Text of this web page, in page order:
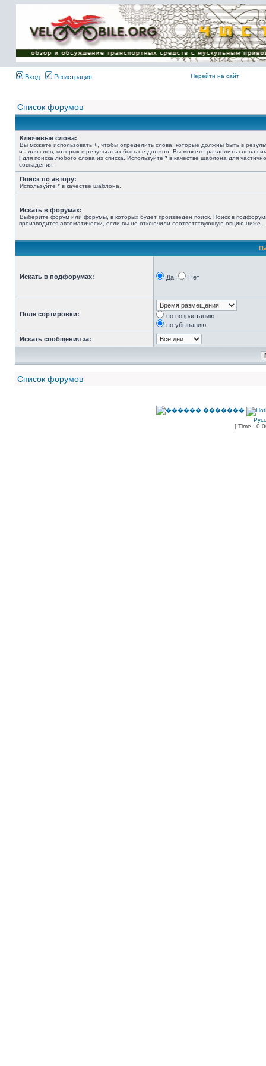
Имя пользователя:
Пароль:
{ LOG_ME_IN_SHORT
}
Вход
Регистрация Перейти на сайт
Список форумов
Ключевые слова:
Вы можете использовать + , чтобы определить слова, которые должны быть в
и - для слов, которых в результатах быть не должно. Вы можете разделить слова
| для поиска любого слова из списка. Используйте * в качестве шаблона для
совпадения.
Поиск по автору:
Используйте * в качестве шаблона.
Искать в форумах:
Выберите форум или форумы, в которых будет произведён поиск. Поиск в
производится автоматически, если вы не отключили соответствующую опцию ниже.
Искать в подфорумах: Да Нет
Поле сортировки:
по возрастанию
по убыванию
Искать сообщения за:
Список форумов
[ Time :